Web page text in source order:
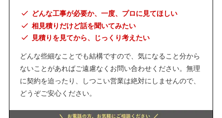
どんな工事が必要か、一度、プロに見てほしい
相見積りだけど話を聞いてみたい
見積りを見てから、じっくり考えたい
どんな些細なことでも結構ですので、気になること分から
ないことがあればご遠慮なくお問い合わせください。無理
に契約を迫ったり、しつこい営業は絶対にしませんので、
どうぞご安心ください。